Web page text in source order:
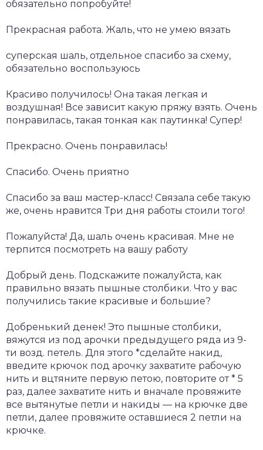
обязательно попробуйте!
Прекрасная работа. Жаль, что не умею вязать
суперская шаль, отдельное спасибо за схему,
обязательно воспользуюсь
Красиво получилось! Она такая легкая и
воздушная! Все зависит какую пряжу взять. Очень
понравилась, такая тонкая как паутинка! Супер!
Прекрасно. Очень понравилась!
Спасибо. Очень приятно
Спасибо за ваш мастер-класс! Связала себе такую
же, очень нравится Три дня работы стоили того!
Пожалуйста! Да, шаль очень красивая. Мне не
терпится посмотреть на вашу работу
Добрый день. Подскажите пожалуйста, как
правильно вязать пышные столбики. Что у вас
получились такие красивые и большие?
Добренький денек! Это пышные столбики,
вяжутся из под арочки предыдущего ряда из 9-
ти возд. петель. Для этого *сделайте накид,
введите крючок под арочку захватите рабочую
нить и вцтяните первую петою, повторите от * 5
раз, далее захватите нить и вначале провяжите
все вытянутые петли и накиды — на крючке две
петли, далее провяжите оставшиеся 2 петли на
крючке.